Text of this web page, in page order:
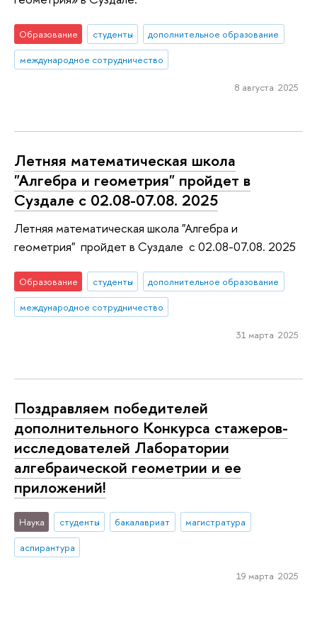
Образование студенты
дополнительное образование
международное сотрудничество
8 августа 2025
Летняя математическая школа
"Алгебра и геометрия" пройдет в
Суздале с 02.08-07.08. 2025
Летняя математическая школа "Алгебра и
геометрия" пройдет в Суздале с 02.08-07.08. 2025
Образование студенты
дополнительное образование
международное сотрудничество
31 марта 2025
Поздравляем победителей
дополнительного Конкурса стажеров-
исследователей Лаборатории
алгебраической геометрии и ее
приложений!
Наука студенты бакалавриат
магистратура
аспирантура
19 марта 2025